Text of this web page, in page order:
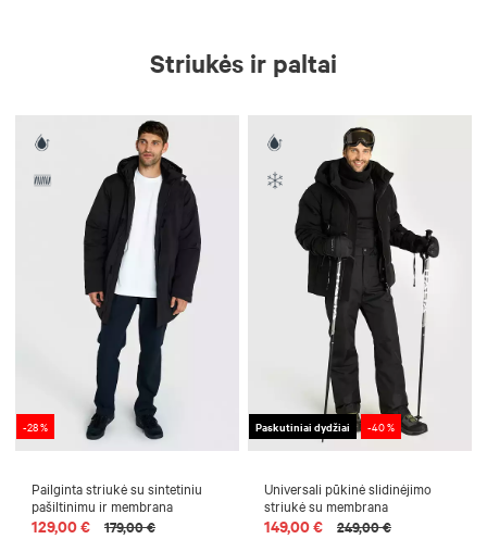
Striukės ir paltai
-28 %
Pailginta striukė su sintetiniu
pašiltinimu ir membrana
129,00 € 179,00 €
Paskutiniai dydžiai -40 %
Universali pūkinė slidinėjimo
striukė su membrana
149,00 € 249,00 €